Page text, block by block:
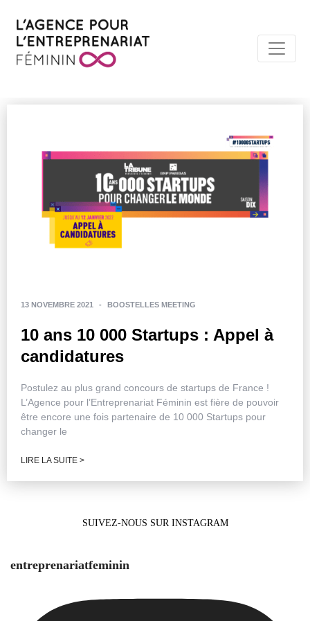
13 NOVEMBRE 2021 - BOOSTELLES MEETING
10 ans 10 000 Startups : Appel à
candidatures
Postulez au plus grand concours de startups de France !
L’Agence pour l’Entreprenariat Féminin est fière de pouvoir
être encore une fois partenaire de 10 000 Startups pour
changer le
LIRE LA SUITE >
SUIVEZ-NOUS SUR INSTAGRAM
entreprenariatfeminin